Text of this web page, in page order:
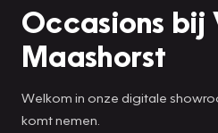
Occasions bij
Maashorst
Welkom in onze digitale
komt nemen.